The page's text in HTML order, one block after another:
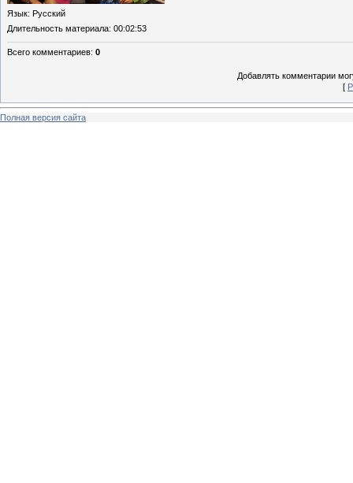
Язык: Русский
Длительность материала: 00:02:53
Всего комментариев: 0
Добавлять комментарии
[
Полная версия сайта